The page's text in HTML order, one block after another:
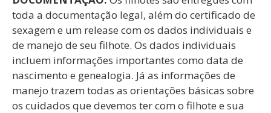
toda a documentação legal, além do certificado de
sexagem e um release com os dados individuais e
de manejo de seu filhote. Os dados individuais
incluem informações importantes como data de
nascimento e genealogia. Já as informações de
manejo trazem todas as orientações básicas sobre
os cuidados que devemos ter com o filhote e sua